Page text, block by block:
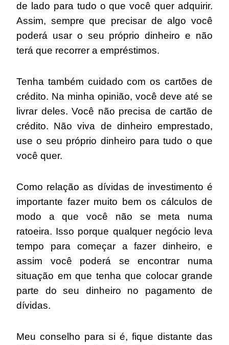
de lado para tudo o que você quer adquirir.
Assim, sempre que precisar de algo você
poderá usar o seu próprio dinheiro e não
terá que recorrer a empréstimos.
Tenha também cuidado com os cartões de
crédito. Na minha opinião, você deve até se
livrar deles. Você não precisa de cartão de
crédito. Não viva de dinheiro emprestado,
use o seu próprio dinheiro para tudo o que
você quer.
Como relação as dívidas de investimento é
importante fazer muito bem os cálculos de
modo a que você não se meta numa
ratoeira. Isso porque qualquer negócio leva
tempo para começar a fazer dinheiro, e
assim você poderá se encontrar numa
situação em que tenha que colocar grande
parte do seu dinheiro no pagamento de
dívidas.
Meu conselho para si é, fique distante das